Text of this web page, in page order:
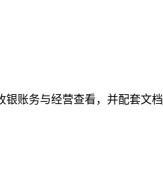
账务与经营查看，并配套文